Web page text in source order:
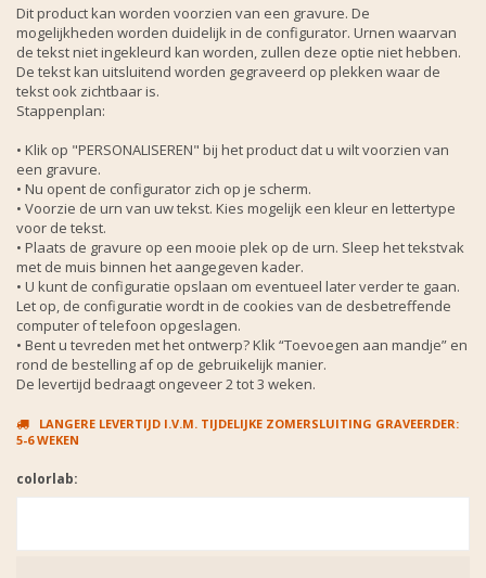
Dit product kan worden voorzien van een gravure. De
mogelijkheden worden duidelijk in de configurator. Urnen waarvan
de tekst niet ingekleurd kan worden, zullen deze optie niet hebben.
De tekst kan uitsluitend worden gegraveerd op plekken waar de
tekst ook zichtbaar is.
Stappenplan:
• Klik op "PERSONALISEREN" bij het product dat u wilt voorzien van
een gravure.
• Nu opent de configurator zich op je scherm.
• Voorzie de urn van uw tekst. Kies mogelijk een kleur en lettertype
voor de tekst.
• Plaats de gravure op een mooie plek op de urn. Sleep het tekstvak
met de muis binnen het aangegeven kader.
• U kunt de configuratie opslaan om eventueel later verder te gaan.
Let op, de configuratie wordt in de cookies van de desbetreffende
computer of telefoon opgeslagen.
• Bent u tevreden met het ontwerp? Klik “Toevoegen aan mandje” en
rond de bestelling af op de gebruikelijk manier.
De levertijd bedraagt ongeveer 2 tot 3 weken.
LANGERE LEVERTIJD I.V.M. TIJDELIJKE ZOMERSLUITING GRAVEERDER:
5-6 WEKEN
colorlab: